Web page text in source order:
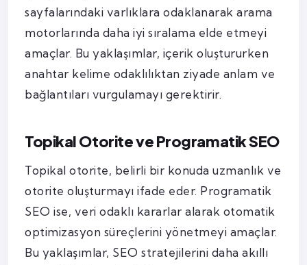
sayfalarındaki varlıklara odaklanarak arama
motorlarında daha iyi sıralama elde etmeyi
amaçlar. Bu yaklaşımlar, içerik oluştururken
anahtar kelime odaklılıktan ziyade anlam ve
bağlantıları vurgulamayı gerektirir.
Topikal Otorite ve Programatik SEO
Topikal otorite, belirli bir konuda uzmanlık ve
otorite oluşturmayı ifade eder. Programatik
SEO ise, veri odaklı kararlar alarak otomatik
optimizasyon süreçlerini yönetmeyi amaçlar.
Bu yaklaşımlar, SEO stratejilerini daha akıllı